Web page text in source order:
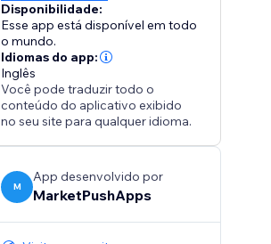
Disponibilidade:
Esse app está disponível em todo
o mundo.
Idiomas do app:
Inglês
Você pode traduzir todo o
conteúdo do aplicativo exibido
no seu site para qualquer idioma.
M
App desenvolvido por
MarketPushApps